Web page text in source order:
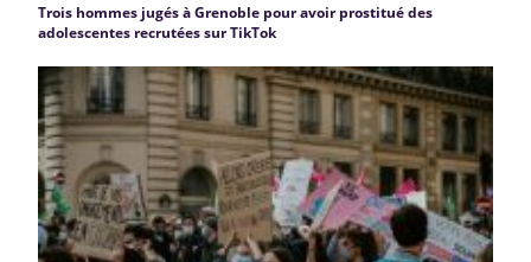
Trois hommes jugés à Grenoble pour avoir prostitué des
adolescentes recrutées sur TikTok